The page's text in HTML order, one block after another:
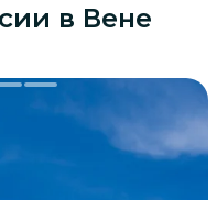
в Вене